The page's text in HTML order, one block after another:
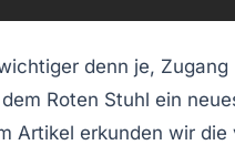
denn je,
Roten Stuhl ein
Artikel erkunden wir